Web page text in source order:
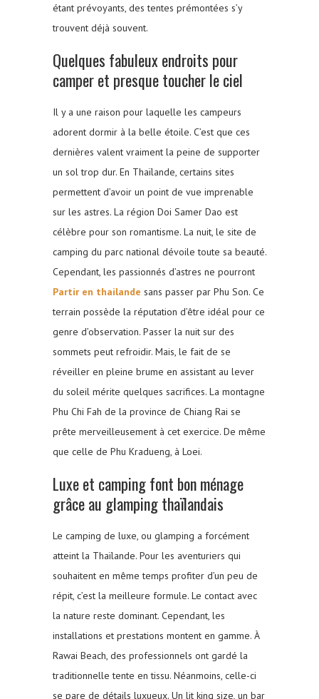
étant prévoyants, des tentes prémontées s’y
trouvent déjà souvent.
Quelques fabuleux endroits pour
camper et presque toucher le ciel
Il y a une raison pour laquelle les campeurs
adorent dormir à la belle étoile. C’est que ces
dernières valent vraiment la peine de supporter
un sol trop dur. En Thaïlande, certains sites
permettent d’avoir un point de vue imprenable
sur les astres. La région Doi Samer Dao est
célèbre pour son romantisme. La nuit, le site de
camping du parc national dévoile toute sa beauté.
Cependant, les passionnés d’astres ne pourront
Partir en thailande sans passer par Phu Son. Ce
terrain possède la réputation d’être idéal pour ce
genre d’observation. Passer la nuit sur des
sommets peut refroidir. Mais, le fait de se
réveiller en pleine brume en assistant au lever
du soleil mérite quelques sacrifices. La montagne
Phu Chi Fah de la province de Chiang Rai se
prête merveilleusement à cet exercice. De même
que celle de Phu Kradueng, à Loei.
Luxe et camping font bon ménage
grâce au glamping thaïlandais
Le camping de luxe, ou glamping a forcément
atteint la Thaïlande. Pour les aventuriers qui
souhaitent en même temps profiter d’un peu de
répit, c’est la meilleure formule. Le contact avec
la nature reste dominant. Cependant, les
installations et prestations montent en gamme. À
Rawai Beach, des professionnels ont gardé la
traditionnelle tente en tissu. Néanmoins, celle-ci
se pare de détails luxueux. Un lit king size, un bar